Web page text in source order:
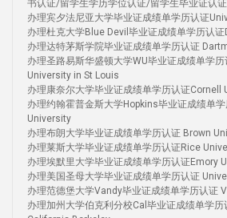
书认证/留学生学历学位认证/留学生毕业证认证
办理宾夕法尼亚大学毕业证成绩单学历认证
办理杜克大学Blue Devil毕业证成绩单学历认
办理达特茅斯学院毕业证成绩单学历认证
办理圣路易斯华盛顿大学WU毕业证成绩单学
University in St Louis
办理康奈尔大学毕业证成绩单学历认证Cornell
办理约翰霍普金斯大学Hopkins毕业证成绩单
University
办理布朗大学毕业证成绩单学历认证 Brown
办理莱斯大学毕业证成绩单学历认证Rice
办理埃默里大学毕业证成绩单学历认证Emory
办理美国圣母大学毕业证成绩单学历认证
办理范德堡大学Vandy毕业证成绩单学历认证
办理加州大学伯克利分校Cal毕业证成绩单学